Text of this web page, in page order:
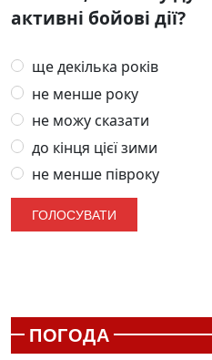
активні бойові дії?
ще декілька років
не менше року
не можу сказати
до кінця цієї зими
не менше півроку
ПОГОДА